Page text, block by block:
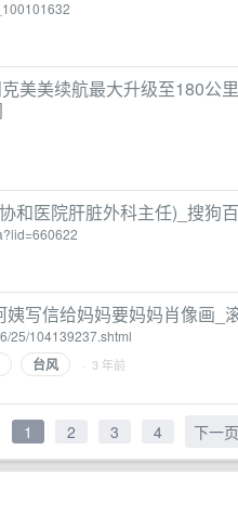
美美续航最大升级至180公
和医院肝脏外科主任)_搜狗
写信给妈妈要妈妈肖像画_
25/104139237.shtml
台风 · 3 年前
1 2 3 4 下一页